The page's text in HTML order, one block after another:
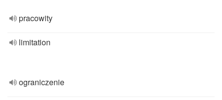
pracowity
limitation
ograniczenie